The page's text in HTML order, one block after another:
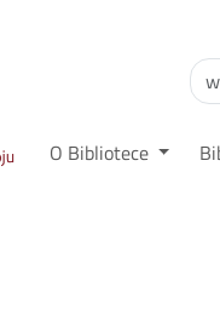
O Bibliotece